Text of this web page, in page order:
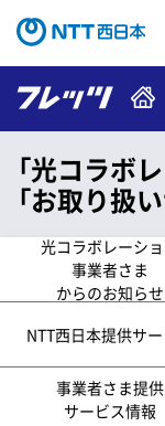
コンテンツ
「光コラボ
「お取り扱
光コラボレーシ
事業者さま
からのお知らせ
NTT西日本提供サ
事業者さま提供
サービス情報